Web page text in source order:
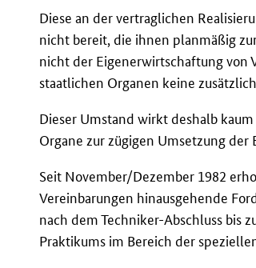
Diese an der vertraglichen
nicht bereit, die ihnen planmäßig
nicht der Eigenerwirtschaftung von
staatlichen Organen keine
Dieser Umstand wirkt deshalb
Organe zur zügigen Umsetzung der
Seit November/Dezember 1982
Vereinbarungen hinausgehende
nach dem Techniker-Abschluss bis
Praktikums im Bereich der